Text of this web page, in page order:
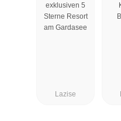
exklusiven 5
Sterne Resort
am Gardasee
Lazise